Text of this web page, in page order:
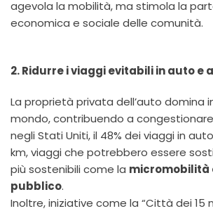
agevola la mobilità, ma stimola la
economica e sociale delle comunità.
2. Ridurre i viaggi evitabili in auto e
La proprietà privata dell’auto domina
mondo, contribuendo a
negli Stati Uniti, il 48% dei viaggi in
km, viaggi che potrebbero essere
più sostenibili come la micromobilità
pubblico.
Inoltre, iniziative come la “Città dei 15